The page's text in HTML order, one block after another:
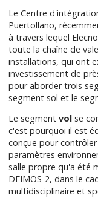
Le Centre
Puertollano,
à travers lequel
toute la chaîne de
installations, qui ont
investissement de
pour aborder trois
segment sol et le
Le segment volse
c'est pourquoi il est
conçue pour
paramètres
salle propre qu'a été
DEIMOS-2, dans le
multidisciplinaire et